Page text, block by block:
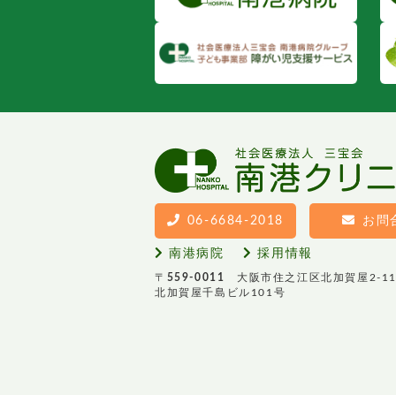
06-6684-2018 お問
南港病院 採用情報
〒 559-0011 大阪市住之江区北加賀屋2-
北加賀屋千島ビル101号